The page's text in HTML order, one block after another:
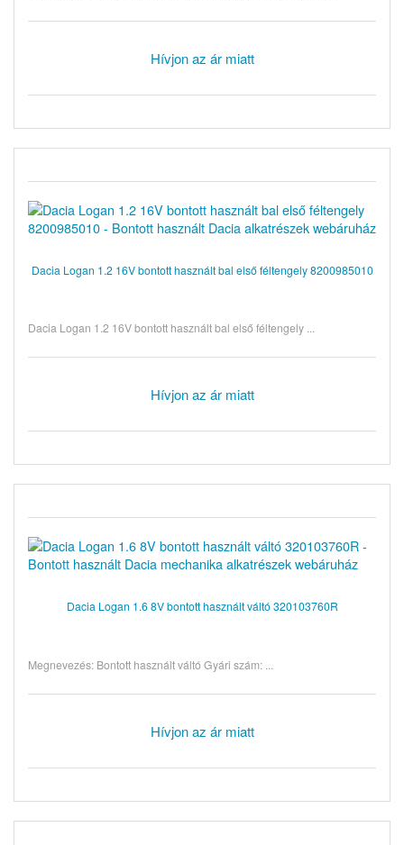
Hívjon az ár miatt
Dacia Logan 1.2 16V bontott használt bal első féltengely 8200985010
Dacia Logan 1.2 16V bontott használt bal első féltengely ...
Hívjon az ár miatt
Dacia Logan 1.6 8V bontott használt váltó 320103760R
Megnevezés: Bontott használt váltó Gyári szám: ...
Hívjon az ár miatt